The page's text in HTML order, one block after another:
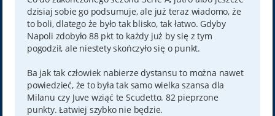
dzisiaj sobie go podsumuje, ale już teraz wiadomo, że
to boli, dlatego że było tak blisko, tak łatwo. Gdyby
Napoli zdobyło 88 pkt to każdy już by się z tym
pogodził, ale niestety skończyło się o punkt.
Ba jak tak człowiek nabierze dystansu to można nawet
powiedzieć, że to była tak samo wielka szansa dla
Milanu czy Juve wziąć te Scudetto. 82 pieprzone
punkty. Łatwiej szybko nie będzie.